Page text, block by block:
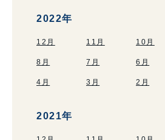
2022年
12月 11月 10月
8月 7月 6月
4月 3月 2月
2021年